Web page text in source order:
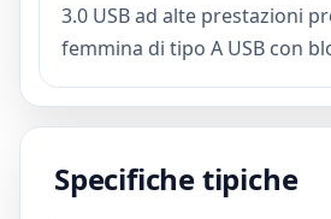
3.0 USB ad alte prestazioni
femmina di tipo A USB con
doppia vite e un connettore
USB 3.0 B con viti doppie per
Specifiche tipiche